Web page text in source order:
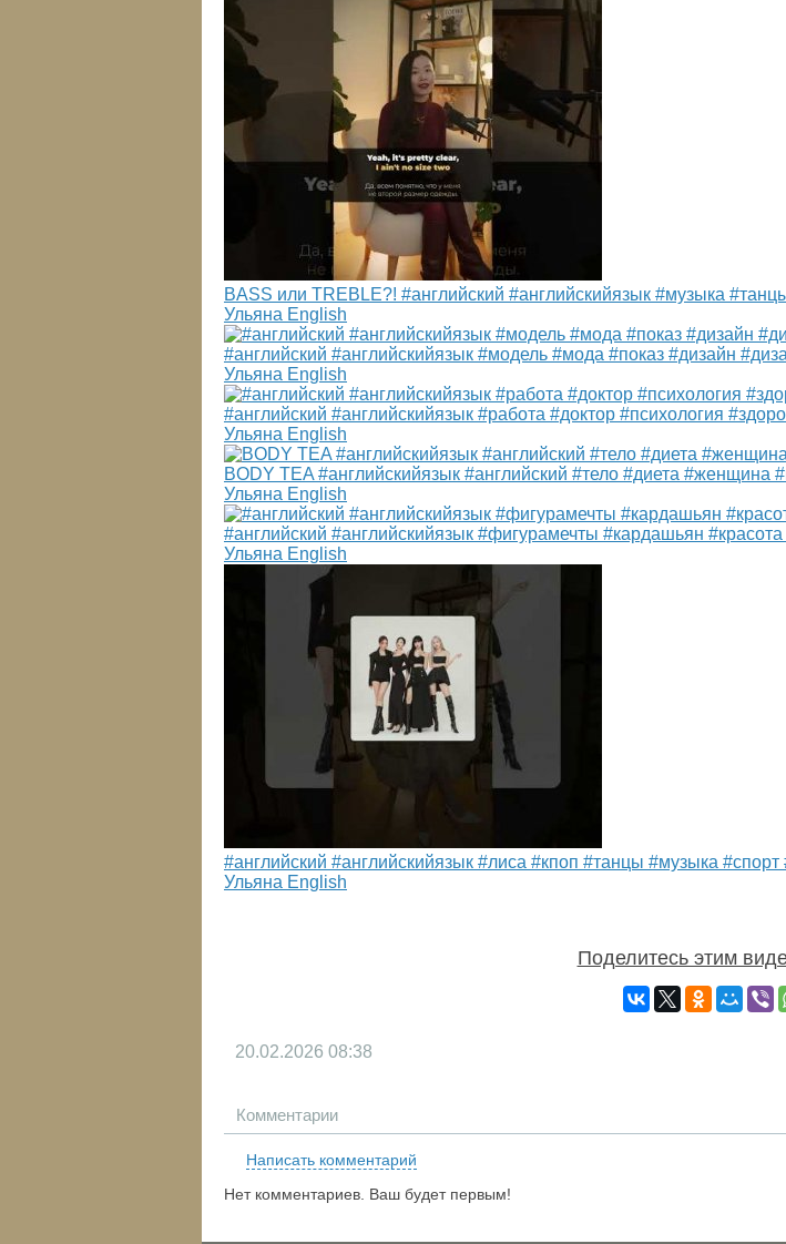
BASS или TREBLE?! #английский #английскийязык #музыка
Ульяна English
#английский #английскийязык #модель #мода #показ #дизайн
Ульяна English
#английский #английскийязык #работа #доктор #психология
Ульяна English
BODY TEA #английскийязык #английский #тело #диета #женщина
Ульяна English
#английский #английскийязык #фигурамечты #кардашьян
Ульяна English
#английский #английскийязык #лиса #кпоп #танцы #музыка
Ульяна English
Поделитесь этим
20.02.2026 08:38
Комментарии
Написать комментарий
Нет комментариев. Ваш будет первым!